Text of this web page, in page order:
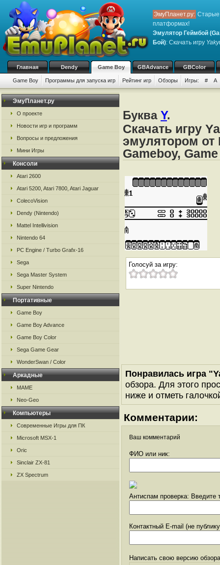
ЭмуПланет.ру: Старые
платформах!
Эмулятор Геймбой
Бой): Скачать игру
Главная Dendy Game Boy GBAdvance GBColor
Game Boy Программы для запуска игр Рейтинг игр Обзоры Игры: # A
ЭмуПланет.ру
О проекте
Новости игр и программ
Вопросы и предложения
Мини Игры
Консоли
Atari 2600
Atari 5200, Atari 7800, Atari Jaguar
ColecoVision
Dendy (Nintendo)
Mattel Intellivision
Nintendo 64
PC Engine / Turbo Grafx-16
Sega
Sega Master System
Super Nintendo
Портативные
Game Boy
Game Boy Advance
Game Boy Color
Sega Game Gear
WonderSwan / Color
Аркадные
MAME
Neo-Geo
Компьютеры
Современные Игры для ПК
Microsoft MSX-1
Oric
Sinclair ZX-81
ZX Spectrum
Буква Y.
Скачать игру
эмулятором от
Gameboy,
Голосуй за игру:
Понравилась игра
обзора. Для этого
ниже и отметь
Комментарии:
Ваш комментарий
ФИО или ник:
Антиспам проверка: Введите
Контактный E-mail (не
Написать свою версию